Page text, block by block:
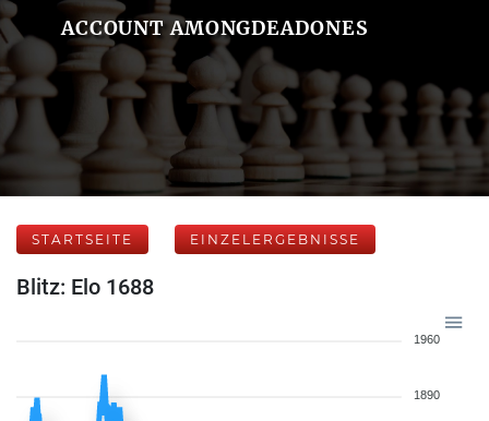
ACCOUNT AMONGDEADONES
STARTSEITE EINZELERGEBNISSE
Blitz: Elo 1688
1960
1890